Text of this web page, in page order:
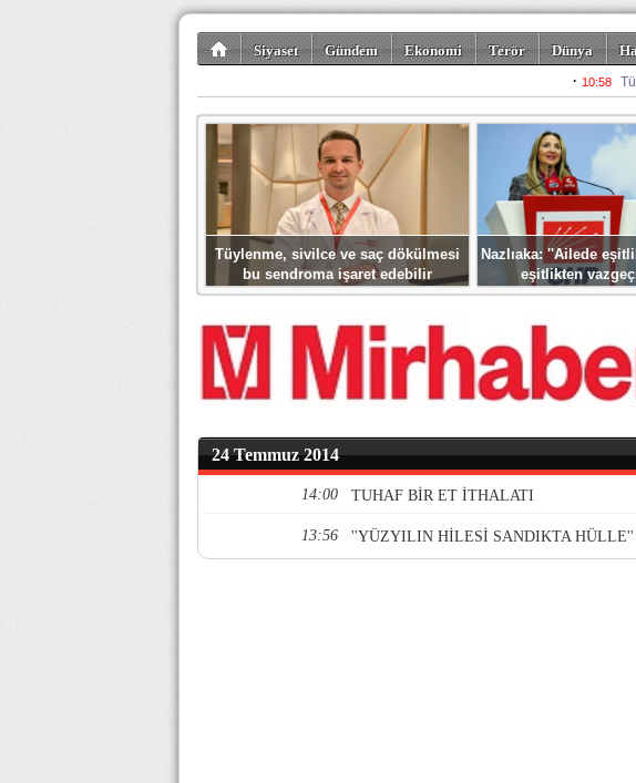
Siyaset Gündem Ekonomi Terör Dünya
Spor
Tüylenme, sivilce ve saç dökülmesi
bu sendroma işaret edebilir
Nazlıaka: ''Ailede
eşitlikten
24 Temmuz 2014
14:00 TUHAF BİR ET İTHALATI
13:56 ''YÜZYILIN HİLESİ SANDIKTA